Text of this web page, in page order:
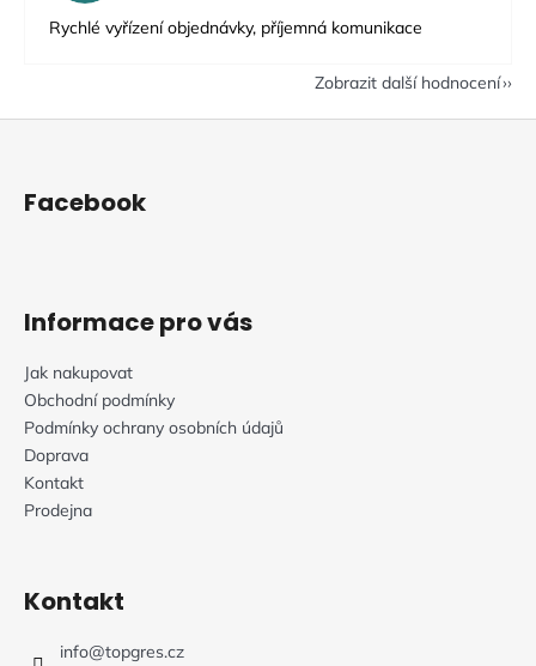
Rychlé vyřízení objednávky, příjemná komunikace
Zobrazit další hodnocení
Z
Facebook
Informace pro vás
Jak nakupovat
Obchodní podmínky
Podmínky ochrany osobních údajů
Doprava
Kontakt
Prodejna
Kontakt
info@topgres.cz